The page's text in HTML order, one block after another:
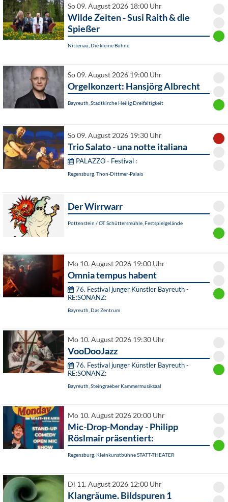
So 09. August 2026 18:00 Uhr
Wilde Zeiten - Susi Raith & die
Spießer
Nittenau, Die kleine Bühne
So 09. August 2026 19:00 Uhr
Orgelkonzert: Hansjörg Albrecht
Bayreuth, Stadtkirche Heilig Dreifaltigkeit
So 09. August 2026 19:30 Uhr
Trio Salato - una notte italiana
PALAZZO - Festival :
Regensburg, Thon-Dittmer-Palais
Der Wirrwarr
Pottenstein / OT Schüttersmühle, Festspielgelände
Mo 10. August 2026 19:00 Uhr
Omnia tempus habent
76. Festival junger Künstler Bayreuth -
RE:SONANZ:
Bayreuth, Das Zentrum
Mo 10. August 2026 19:30 Uhr
VooDooJazz
76. Festival junger Künstler Bayreuth -
RE:SONANZ:
Bayreuth, Steingraeber Kammermusiksaal
Mo 10. August 2026 20:00 Uhr
Mic-Drop-Monday - Philipp
Röslmair präsentiert:
Regensburg, Kleinkunstbühne STATT-THEATER
Di 11. August 2026 12:00 Uhr
Klangräume. Bildspuren 1